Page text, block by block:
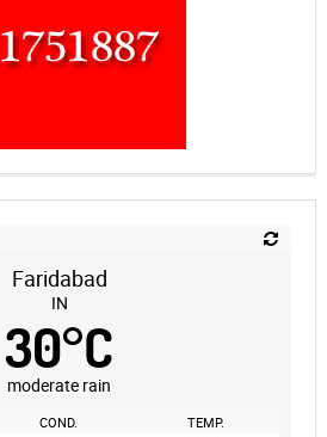
Faridabad
IN
30°C
moderate rain
COND. TEMP.